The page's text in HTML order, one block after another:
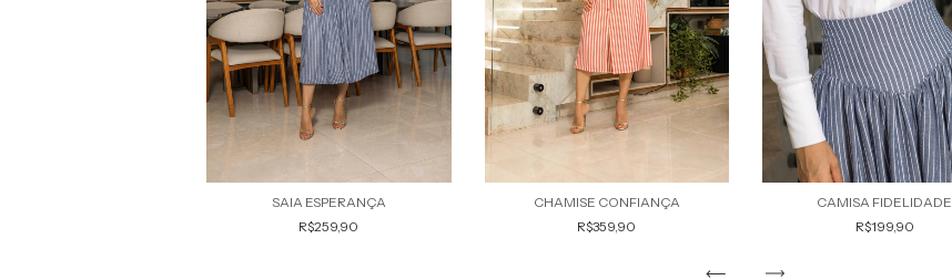
SAIA ESPERANÇA
R$259,90
CHAMISE CONFIANÇA
R$359,90
CAMISA FIDELIDADE
R$199,90